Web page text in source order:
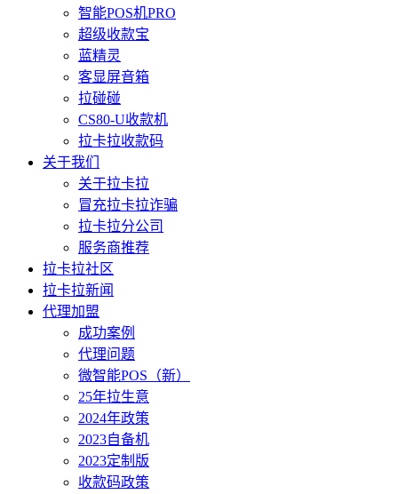
智能POS机PRO
超级收款宝
蓝精灵
客显屏音箱
拉碰碰
CS80-U收款机
拉卡拉收款码
关于我们
关于拉卡拉
冒充拉卡拉诈骗
拉卡拉分公司
服务商推荐
拉卡拉社区
拉卡拉新闻
代理加盟
成功案例
代理问题
微智能POS（新）
25年拉生意
2024年政策
2023自备机
2023定制版
收款码政策